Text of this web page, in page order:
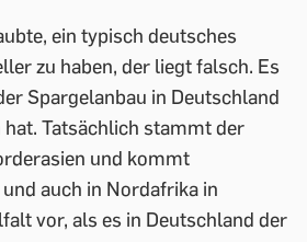
ein typisch deutsches
zu haben, der liegt falsch. Es
Spargelanbau in Deutschland
Tatsächlich stammt der
und kommt
auch in Nordafrika in
vor, als es in Deutschland der